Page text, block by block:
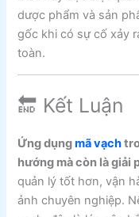
dược phẩm và sản
gốc khi có sự cố xảy
toàn.
🔚 Kết Luận
Ứng dụngmã vạch
hướng mà còn là giải
quản lý tốt hơn, vận
ảnh chuyên nghiệp.